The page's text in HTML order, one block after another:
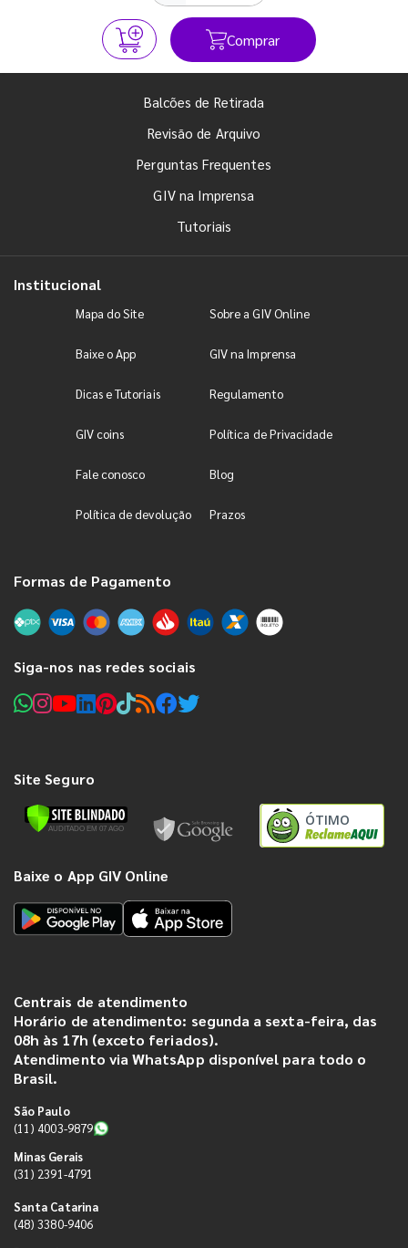
Comprar
Balcões de Retirada
Revisão de Arquivo
Perguntas Frequentes
GIV na Imprensa
Tutoriais
Institucional
Mapa do Site Sobre a GIV Online
Baixe o App GIV na Imprensa
Dicas e Tutoriais Regulamento
GIV coins Política de Privacidade
Fale conosco Blog
Política de devolução Prazos
Formas de Pagamento
Siga-nos nas redes sociais
Site Seguro
ÓTIMO
Baixe o App GIV Online
Centrais de atendimento
Horário de atendimento: segunda a sexta-feira, das
08h às 17h (exceto feriados).
Atendimento via WhatsApp disponível para todo o
Brasil.
São Paulo
(11) 4003-9879
Minas Gerais
(31) 2391-4791
Santa Catarina
(48) 3380-9406